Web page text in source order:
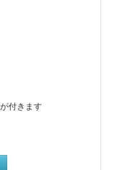
付きます